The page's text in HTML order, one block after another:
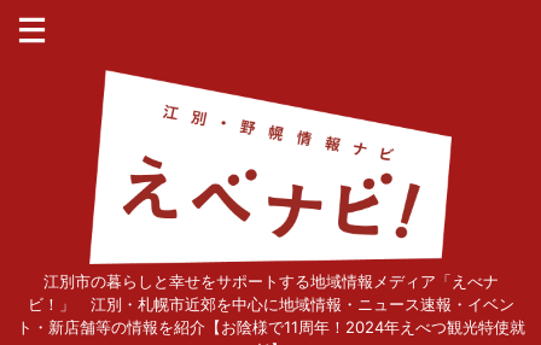
江別市の暮らしと幸せをサポートする地域情報メディア「えべナ
ビ！」 江別・札幌市近郊を中心に地域情報・ニュース速報・イベン
ト・新店舗等の情報を紹介【お陰様で11周年！2024年えべつ観光特使就